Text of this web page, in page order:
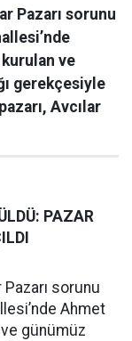
Pazarı sorunu
ve
gerekçesiyle
Avcılar
PAZAR
Pazarı sorunu
Ahmet
günümüz